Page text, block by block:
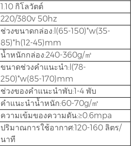
1.10 กิโลวัตต์
220/380v 50hz
ช่วงขนาดกล่อง:l(65-150)*w(35-
85)*h(12-45)mm
น้ำหนักกล่อง:240-360g/㎡
ขนาดช่วงคำแนะนำ:l(78-
250)*w(85-170)mm
ช่วงของคำแนะนำพับ:1-4 พับ
คำแนะนำน้ำหนัก:60-70g/㎡
ความเข้มของความดัน:≥0.6mpa
ปริมาณการใช้อากาศ:120-160 ลิตร/
นาที